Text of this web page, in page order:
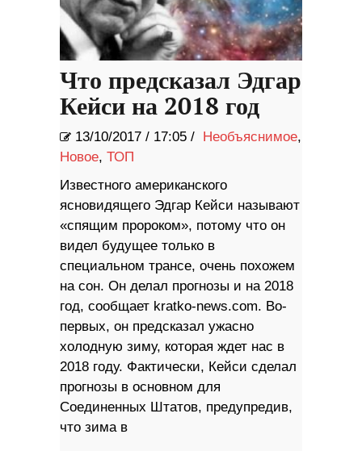
Что предсказал Эдгар
Кейси на 2018 год
13/10/2017 / 17:05 / Необъяснимое,
Новое, ТОП
Известного американского
ясновидящего Эдгар Кейси называют
«спящим пророком», потому что он
видел будущее только в
специальном трансе, очень похожем
на сон. Он делал прогнозы и на 2018
год, сообщает kratko-news.com. Во-
первых, он предсказал ужасно
холодную зиму, которая ждет нас в
2018 году. Фактически, Кейси сделал
прогнозы в основном для
Соединенных Штатов, предупредив,
что зима в